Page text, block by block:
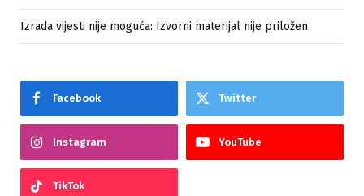
Izrada vijesti nije moguća: Izvorni materijal nije priložen
Facebook Twitter
Instagram YouTube
TikTok